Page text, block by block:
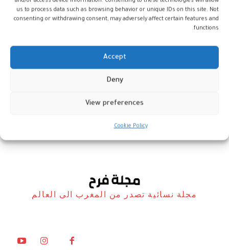
us to process data such as browsing behavior or unique IDs on this site. Not
consenting or withdrawing consent, may adversely affect certain features and
functions.
Accept
Deny
View preferences
Cookie Policy
سان لوران” و”لوي فويتون” يفتتحان
مجلة نسائية تصدر من المغرب الى العالم